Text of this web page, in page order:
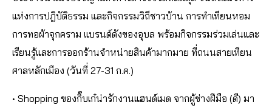
แห่งการปฎิบัติธรรม และกิจกรรมวิถีชาวบ้าน การทำเทียนหอม
การทอผ้าจุกคราม แบรนด์ดังของอุบล พร้อมกิจกรรมร่วมเล่นและ
เรียนรู้และการออกร้านจำหน่ายสินค้ามากมาย ที่ถนนสายเทียน
ศาลหลักเมือง (วันที่ 27-31 ก.ค.)
• Shopping ของกิ๊บเก๋น่ารักงานแฮนด์เมด จากผู้ช่างฝีมือ (ดี) มา